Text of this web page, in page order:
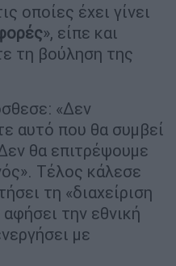
οποίες έχει γίνει
», είπε και
τη βούληση της
«Δεν
αυτό που θα συμβεί
θα επιτρέψουμε
Τέλος κάλεσε
τη «διαχείριση
την εθνική
με